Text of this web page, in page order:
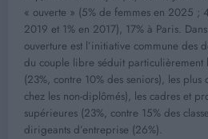
« ouverte » (5% de femmes en 2025 ;
2019 et 1% en 2017), 17% à Paris.
ouverture est l’initiative commune des
du couple libre séduit particulièrement
(23%, contre 10% des seniors), les
chez les non-diplômés), les cadres et
supérieures (23%, contre 15% des
dirigeants d’entreprise (26%).